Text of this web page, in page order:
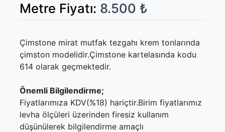
Metre Fiyatı: 8.500 ₺
Çimstone mirat mutfak tezgahı krem tonlarında
çimston modelidir.Çimstone kartelasında kodu
614 olarak geçmektedir.
Önemli Bilgilendirme;
Fiyatlarımıza KDV(%18) hariçtir.Birim fiyatlarımız
levha ölçüleri üzerinden firesiz kullanım
düşünülerek bilgilendirme amaçlı